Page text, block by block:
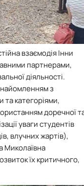
взаємодія Інни
партнерами,
діяльності.
з
категоріями,
доречної
уваги студентів
влучних жартів),
Миколаївна
їх критичного,